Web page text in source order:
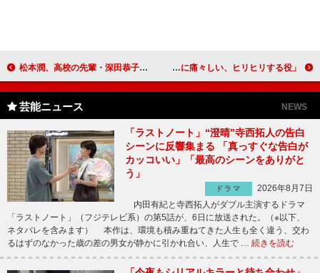
松本潤、高校の先輩・深田恭子と２０年ぶり共演 「深田さんは腹くくってるカッコいい女性」 高良健吾、変質的に女性を愛する男に 「久しぶりに痛々しい、ヒリヒリする役」
芸能ニュース NEWS
「ラストノート」“澄晴”寺西拓人の告白
シーンに反響集まる 「真っすぐな告白が
カッコいい」「最高のシーンをありがと
う」
ドラマ
2026年8月7日
内田有紀と寺西拓人がダブル主演するドラマ
「ラストノート」（フジテレビ系）の第5話が、6日に放送された。（※以下、
ネタバレを含みます） 本作は、環境も積み重ねてきた人生も全く違う、交わ
るはずのなかった歳の差の男女が静かに引かれ合い、人生で … 続きを読む